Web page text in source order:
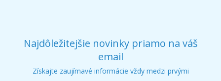
Najdôležitejšie novinky priamo na váš
email
Získajte zaujímavé informácie vždy medzi prvými